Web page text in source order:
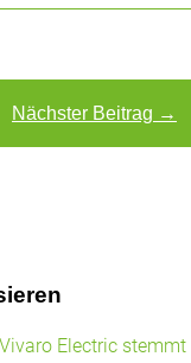
Nächster Beitrag →